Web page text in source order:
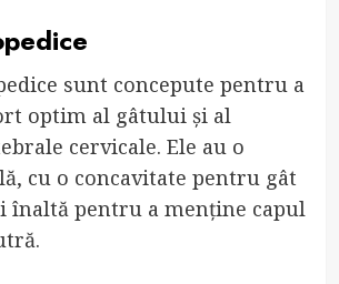
sunt concepute pentru a
optim al gâtului și al
cervicale. Ele au o
cu o concavitate pentru gât
înaltă pentru a menține capul